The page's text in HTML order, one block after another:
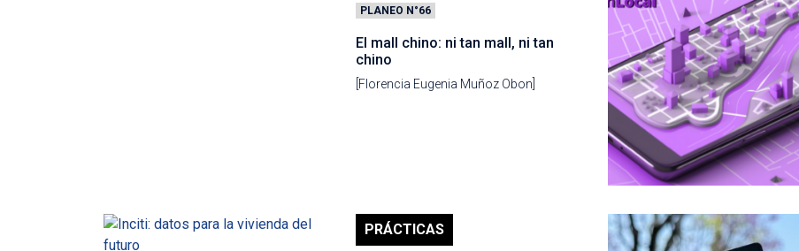
PLANEO N°66
El mall chino: ni tan mall, ni tan
chino
[Florencia Eugenia Muñoz Obon]
PRÁCTICAS